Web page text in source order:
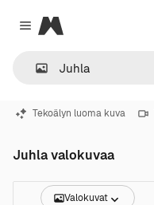
Close menu
Magnific
Tekoälyn luoma kuva
Juhla valokuvaa
Valokuvat